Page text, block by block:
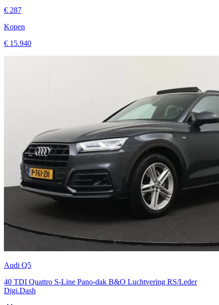
Kopen
€ 15.940
Audi Q5
40 TDI Quattro S-Line Pano-dak B&O Luchtvering RS/Leder